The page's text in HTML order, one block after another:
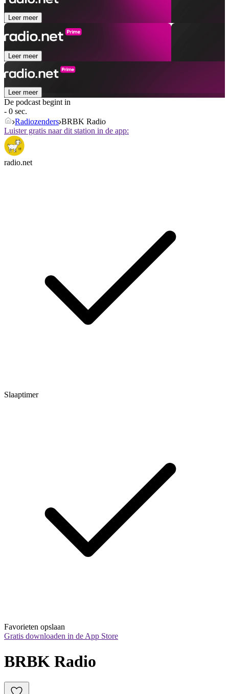
Leer meer
Leer meer
Leer meer
De podcast begint in
- 0 sec.
Radiozenders BRBK Radio
Luister gratis naar dit station in de app:
radio.net
Slaaptimer
Favorieten opslaan
Gratis downloaden in de App Store
BRBK Radio